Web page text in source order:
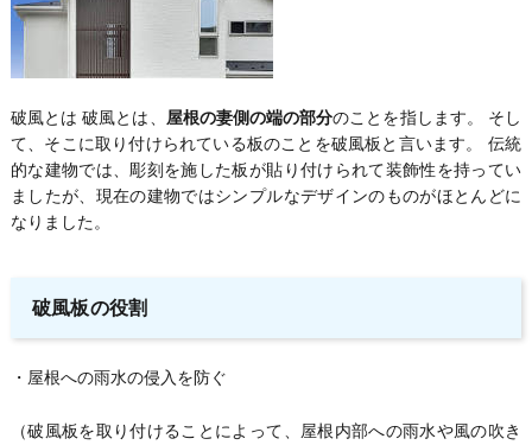
破風とは 破風とは、 屋根の妻側の端の部分のことを指します。 そし
て、そこに取り付けられている板のことを破風板と言います。 伝統
的な建物では、彫刻を施した板が貼り付けられて装飾性を持ってい
ましたが、現在の建物ではシンプルなデザインのものがほとんどに
なりました。
破風板の役割
・屋根への雨水の侵入を防ぐ
（破風板を取り付けることによって、屋根内部への雨水や風の吹き